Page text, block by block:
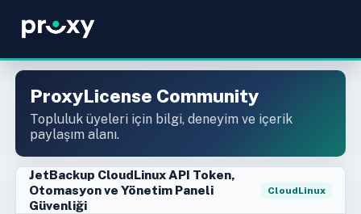
ProxyLicense Community
Topluluk üyeleri için bilgi, deneyim ve içerik
paylaşım alanı.
JetBackup CloudLinux API Token,
Otomasyon ve Yönetim Paneli
Güvenliği
CloudLinux